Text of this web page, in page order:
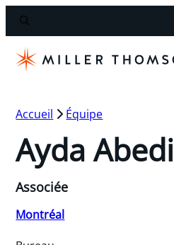
Accueil Équipe
Ayda Abedi
Associée
Montréal